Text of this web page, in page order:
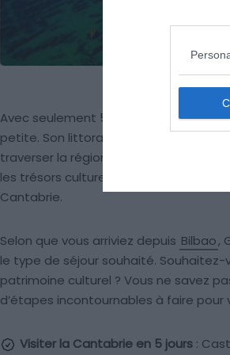
Avec seulement 5 326 km², la
petite. Son littoral s’étend sur moins
traverser la région en une seule
les trésors culturels dont la région
Cantabrie.
Selon que vous arriviez depuis Bilbao,
le type de séjour souhaité.
patrimoine culturel ? Vous ne savez
d’étapes incontournables à faire
Visiter la Cantabrie en 5 jours :